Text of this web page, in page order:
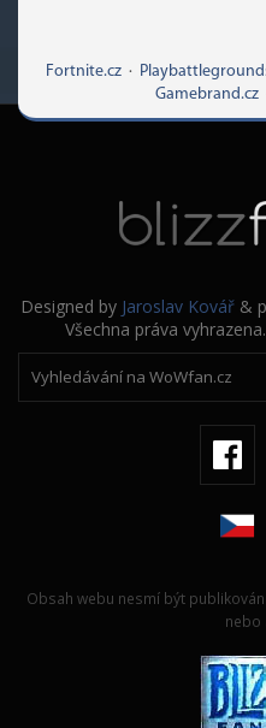
Fortnite.cz·
Gamebrand.cz
Designed by Jaroslav Kovář &
Všechna práva
Obsah webu nesmí být
nebo